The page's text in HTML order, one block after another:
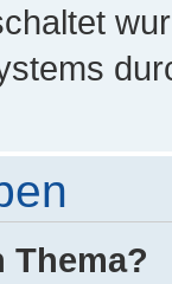
Thema?